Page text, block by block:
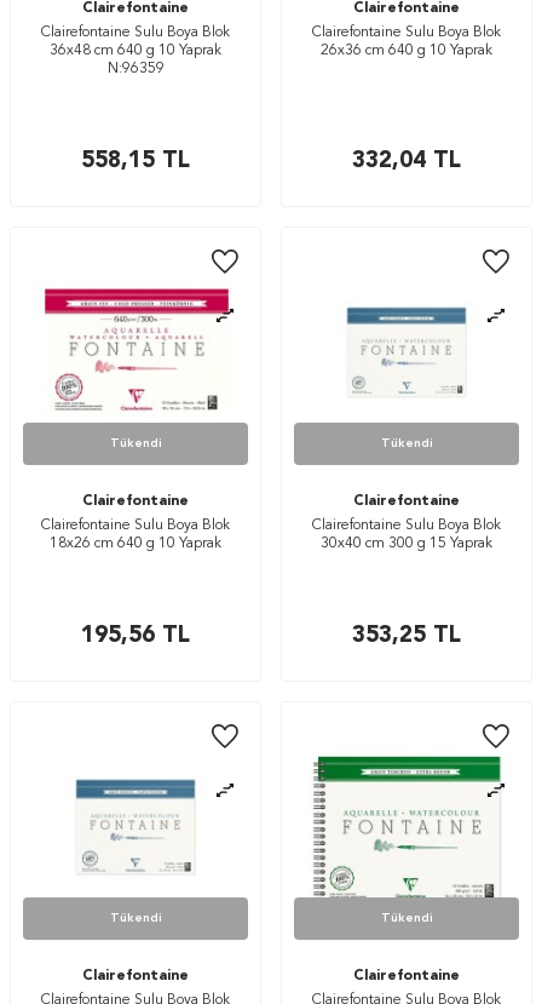
Clairefontaine
Clairefontaine Sulu Boya Blok
36x48 cm 640 g 10 Yaprak
N:96359
558,15 TL
Clairefontaine
Clairefontaine Sulu Boya Blok
26x36 cm 640 g 10 Yaprak
332,04 TL
Tükendi
Clairefontaine
Clairefontaine Sulu Boya Blok
18x26 cm 640 g 10 Yaprak
195,56 TL
Tükendi
Clairefontaine
Clairefontaine Sulu Boya Blok
30x40 cm 300 g 15 Yaprak
353,25 TL
Tükendi
Clairefontaine
Clairefontaine Sulu Boya Blok
Tükendi
Clairefontaine
Clairefontaine Sulu Boya Blok